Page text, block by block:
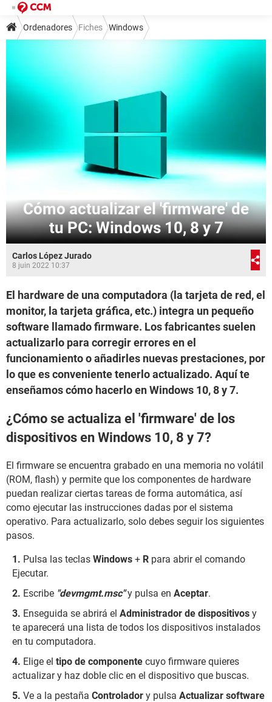
Ordenadores Fiches Windows
Cómo actualizar el 'firmware' de
tu PC: Windows 10, 8 y 7
Carlos López Jurado
8 juin 2022 10:37
El hardware de una computadora (la tarjeta de red, el
monitor, la tarjeta gráfica, etc.) integra un pequeño
software llamado firmware. Los fabricantes suelen
actualizarlo para corregir errores en el
funcionamiento o añadirles nuevas prestaciones, por
lo que es conveniente tenerlo actualizado. Aquí te
enseñamos cómo hacerlo en Windows 10, 8 y 7.
¿Cómo se actualiza el 'firmware' de los
dispositivos en Windows 10, 8 y 7?
El firmware se encuentra grabado en una memoria no volátil
(ROM, flash) y permite que los componentes de hardware
puedan realizar ciertas tareas de forma automática, así
como ejecutar las instrucciones dadas por el sistema
operativo. Para actualizarlo, solo debes seguir los siguientes
pasos.
Pulsa las teclas Windows + R para abrir el comando
Ejecutar.
Escribe "devmgmt.msc" y pulsa en Aceptar.
Enseguida se abrirá el Administrador de dispositivos y
te aparecerá una lista de todos los dispositivos instalados
en tu computadora.
Elige el tipo de componente cuyo firmware quieres
actualizar y haz doble clic en el dispositivo que buscas.
Ve a la pestaña Controlador y pulsa Actualizar software